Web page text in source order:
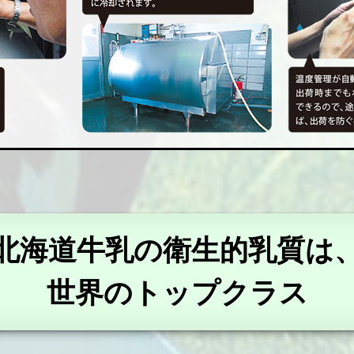
海道牛乳の衛生的乳質は
世界のトップクラス